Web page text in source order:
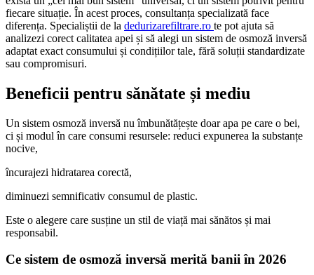
fiecare situație. În acest proces, consultanța specializată face
diferența. Specialiștii de la dedurizarefiltrare.ro te pot ajuta să
analizezi corect calitatea apei și să alegi un sistem de osmoză inversă
adaptat exact consumului și condițiilor tale, fără soluții standardizate
sau compromisuri.
Beneficii pentru sănătate și mediu
Un sistem osmoză inversă nu îmbunătățește doar apa pe care o bei,
ci și modul în care consumi resursele: reduci expunerea la substanțe
nocive,
încurajezi hidratarea corectă,
diminuezi semnificativ consumul de plastic.
Este o alegere care susține un stil de viață mai sănătos și mai
responsabil.
Ce sistem de osmoză inversă merită banii în 2026